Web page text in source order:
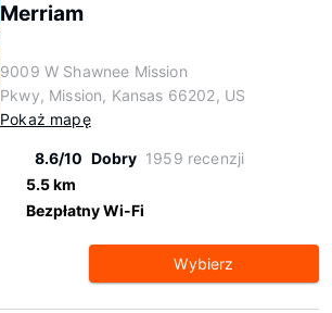
Merriam
9009 W Shawnee Mission
Pkwy, Mission, Kansas 66202, US
Pokaż mapę
8.6/10 Dobry 1959 recenzji
5.5 km
Bezpłatny Wi-Fi
Wybierz